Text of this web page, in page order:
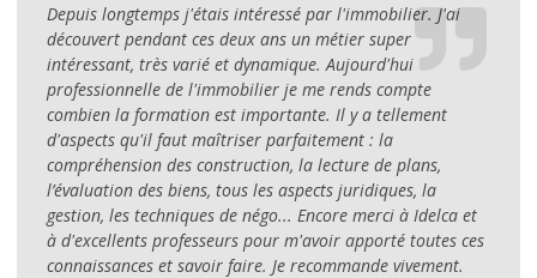
Depuis longtemps j'étais intéressé par l'immobilier. J'ai
découvert pendant ces deux ans un métier super
intéressant, très varié et dynamique. Aujourd'hui
professionnelle de l'immobilier je me rends compte
combien la formation est importante. Il y a tellement
d'aspects qu'il faut maîtriser parfaitement : la
compréhension des construction, la lecture de plans,
l’évaluation des biens, tous les aspects juridiques, la
gestion, les techniques de négo... Encore merci à Idelca et
à d'excellents professeurs pour m'avoir apporté toutes ces
connaissances et savoir faire. Je recommande vivement.